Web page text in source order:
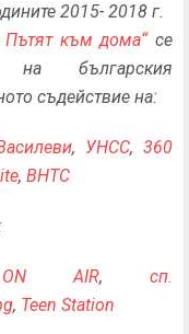
2015- 2018 г.
Пътят към дома“се
българския
съдействие на:
, УНСС,360
, BHTC
AIR,сп.
, Teen Station